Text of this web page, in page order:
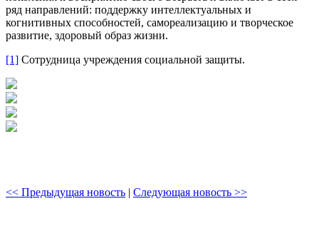
ряд направлений: поддержку интеллектуальных и
когнитивных способностей, самореализацию и творческое
развитие, здоровый образ жизни.
[1] Сотрудница учреждения социальной защиты.
<< Предыдущая новость | Следующая новость >>